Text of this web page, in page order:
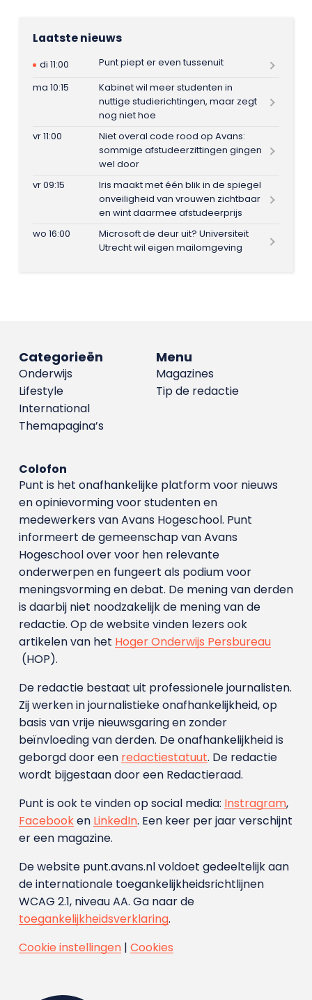
Laatste nieuws
di 11:00
Punt piept er even tussenuit
ma 10:15
Kabinet wil meer studenten in
nuttige studierichtingen, maar zegt
nog niet hoe
vr 11:00
Niet overal code rood op Avans:
sommige afstudeerzittingen gingen
wel door
vr 09:15
Iris maakt met één blik in de spiegel
onveiligheid van vrouwen zichtbaar
en wint daarmee afstudeerprijs
wo 16:00
Microsoft de deur uit? Universiteit
Utrecht wil eigen mailomgeving
Menu
Magazines
Tip de redactie
Categorieën
Onderwijs
Lifestyle
International
Themapagina’s
Colofon
Punt is het onafhankelijke platform voor nieuws
en opinievorming voor studenten en
medewerkers van Avans Hoge­school. Punt
informeert de gemeenschap van Avans
Hogeschool over voor hen relevante
onderwerpen en fungeert als podium voor
meningsvorming en debat. De mening van derden
is daarbij niet noodzakelijk de mening van de
redactie. Op de website vinden lezers ook
artikelen van het Hoger Onderwijs Persbureau
(HOP).
De redactie bestaat uit professionele journalisten.
Zij werken in journalistieke onafhankelijkheid, op
basis van vrije nieuwsgaring en zonder
beïnvloeding van derden. De onafhankelijkheid is
geborgd door een redactiestatuut. De redactie
wordt bijgestaan door een Redactieraad.
Punt is ook te vinden op social media: Instragram,
Facebooken LinkedIn. Een keer per jaar verschijnt
er een magazine.
De website punt.avans.nl voldoet gedeeltelijk aan
de internationale toegankelijkheidsrichtlijnen
WCAG 2.1, niveau AA. Ga naar de
toegankelijkheidsverklaring.
Cookie instellingen| Cookies